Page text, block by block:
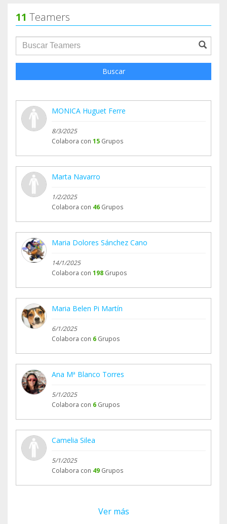
11 Teamers
groupProfile.searchForm.search.text???
Buscar
MONICA Huguet Ferre
8/3/2025
Colabora con 15 Grupos
Marta Navarro
1/2/2025
Colabora con 46 Grupos
Maria Dolores Sánchez Cano
14/1/2025
Colabora con 198 Grupos
Maria Belen Pi Martín
6/1/2025
Colabora con 6 Grupos
Ana Mª Blanco Torres
5/1/2025
Colabora con 6 Grupos
Camelia Silea
5/1/2025
Colabora con 49 Grupos
Ver más